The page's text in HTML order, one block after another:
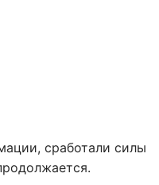
сработали силы